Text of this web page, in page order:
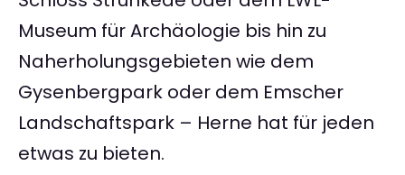
Museum für Archäologie bis hin zu
Naherholungsgebieten wie dem
Gysenbergpark oder dem Emscher
Landschaftspark – Herne hat für jeden
etwas zu bieten.